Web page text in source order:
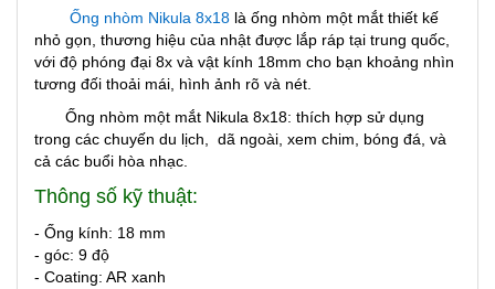
Ống nhòm Nikula 8x18 là ống nhòm một mắt thiết kế
nhỏ gọn, thương hiệu của nhật được lắp ráp tại trung quốc,
với độ phóng đại 8x và vật kính 18mm cho bạn khoảng nhìn
tương đối thoải mái, hình ảnh rõ và nét.
Ống nhòm một mắt Nikula 8x18: thích hợp sử dụng
trong các chuyến du lịch, dã ngoài, xem chim, bóng đá, và
cả các buổi hòa nhạc.
Thông số kỹ thuật:
- Ống kính: 18 mm
- góc: 9 độ
- Coating: AR xanh